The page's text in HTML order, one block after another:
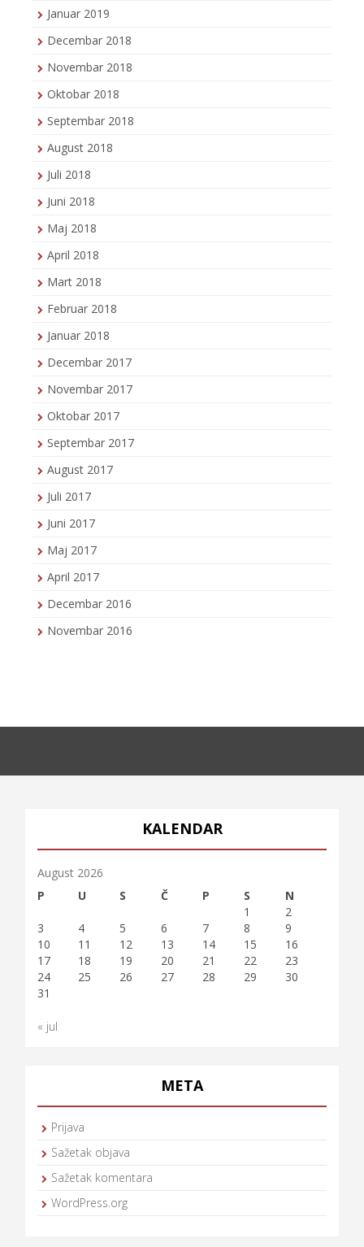
Januar 2019
Decembar 2018
Novembar 2018
Oktobar 2018
Septembar 2018
August 2018
Juli 2018
Juni 2018
Maj 2018
April 2018
Mart 2018
Februar 2018
Januar 2018
Decembar 2017
Novembar 2017
Oktobar 2017
Septembar 2017
August 2017
Juli 2017
Juni 2017
Maj 2017
April 2017
Decembar 2016
Novembar 2016
KALENDAR
August 2026
P
U S Č P S
N
1
2
3
4 5 6 7 8
9
10
11 12 13 14 15
16
17
18 19 20 21 22
23
24
25 26 27 28 29
30
31
« jul
META
Prijava
Sažetak objava
Sažetak komentara
WordPress.org